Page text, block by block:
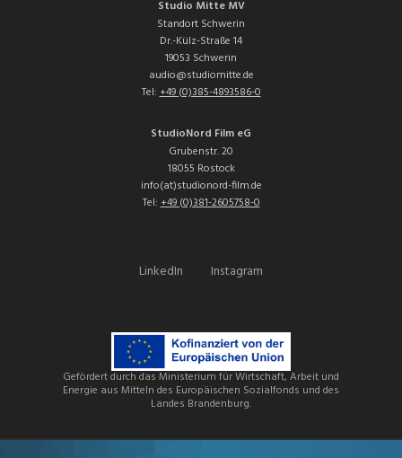
Studio Mitte MV
Standort Schwerin
Dr.-Külz-Straße 14
19053 Schwerin
audio@studiomitte.de
Tel:+49 (0)385-4893586-0
StudioNord Film eG
Grubenstr. 20
18055 Rostock
info(at)studionord-film.de
Tel:+49 (0)381-2605758-0
LinkedIn Instagram
Gefördert durch das Ministerium für Wirtschaft, Arbeit und
Energie aus Mitteln des Europäischen Sozialfonds und des
Landes Brandenburg.